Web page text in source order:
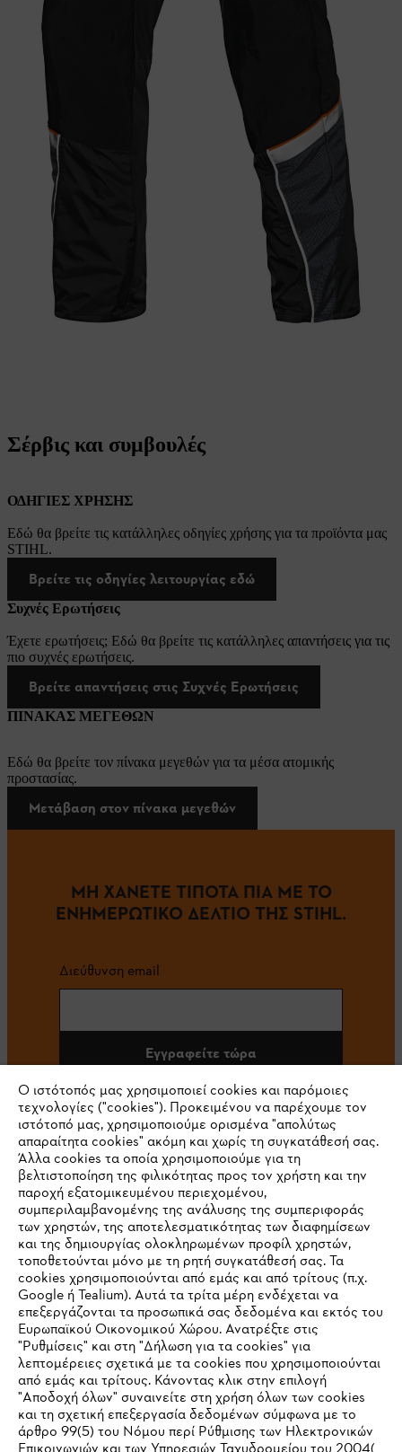
Σέρβις και συμβουλές
ΟΔΗΓΙΕΣ ΧΡΗΣΗΣ
Εδώ θα βρείτε τις κατάλληλες οδηγίες χρήσης για τα προϊόντα μας
STIHL.
Βρείτε τις οδηγίες λειτουργίας εδώ
Συχνές Ερωτήσεις
Έχετε ερωτήσεις; Εδώ θα βρείτε τις κατάλληλες απαντήσεις για τις
πιο συχνές ερωτήσεις.
Βρείτε απαντήσεις στις Συχνές Ερωτήσεις
ΠΙΝΑΚΑΣ ΜΕΓΕΘΩΝ
Εδώ θα βρείτε τον πίνακα μεγεθών για τα μέσα ατομικής
προστασίας.
Μετάβαση στον πίνακα μεγεθών
ΜΗ ΧΑΝΕΤΕ ΤΙΠΟΤΑ ΠΙΑ ΜΕ ΤΟ
ΕΝΗΜΕΡΩΤΙΚΟ ΔΕΛΤΙΟ ΤΗΣ STIHL.
Διεύθυνση email
Εγγραφείτε τώρα
#STIHL
Εταιρεία
STIHL Συχνές ερωτήσεις
Service
Ο ιστότοπός μας χρησιμοποιεί cookies και παρόμοιες
τεχνολογίες ("cookies"). Προκειμένου να παρέχουμε τον
ιστότοπό μας, χρησιμοποιούμε ορισμένα "απολύτως
απαραίτητα cookies" ακόμη και χωρίς τη συγκατάθεσή σας.
Άλλα cookies τα οποία χρησιμοποιούμε για τη
βελτιστοποίηση της φιλικότητας προς τον χρήστη και την
παροχή εξατομικευμένου περιεχομένου,
συμπεριλαμβανομένης της ανάλυσης της συμπεριφοράς
των χρηστών, της αποτελεσματικότητας των διαφημίσεων
και της δημιουργίας ολοκληρωμένων προφίλ χρηστών,
τοποθετούνται μόνο με τη ρητή συγκατάθεσή σας. Τα
cookies χρησιμοποιούνται από εμάς και από τρίτους (π.χ.
Google ή Tealium). Αυτά τα τρίτα μέρη ενδέχεται να
επεξεργάζονται τα προσωπικά σας δεδομένα και εκτός του
Ευρωπαϊκού Οικονομικού Χώρου. Ανατρέξτε στις
"Ρυθμίσεις" και στη "Δήλωση για τα cookies" για
λεπτομέρειες σχετικά με τα cookies που χρησιμοποιούνται
από εμάς και τρίτους. Κάνοντας κλικ στην επιλογή
"Αποδοχή όλων" συναινείτε στη χρήση όλων των cookies
και τη σχετική επεξεργασία δεδομένων σύμφωνα με το
άρθρο 99(5) του Νόμου περί Ρύθμισης των Ηλεκτρονικών